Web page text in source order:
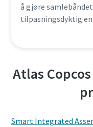
å gjøre
tilpasningsdyktig
Atlas
Smart Integrated